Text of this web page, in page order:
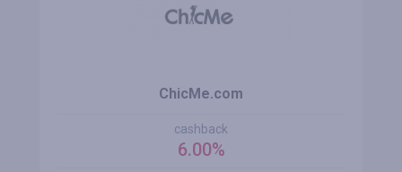
ChicMe.com
cashback
6.00%